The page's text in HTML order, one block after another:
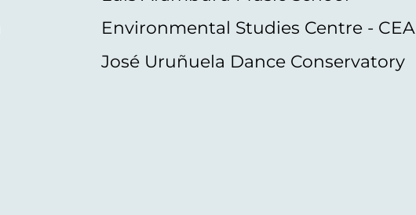
Environmental Studies Centre - CEA
José Uruñuela Dance Conservatory